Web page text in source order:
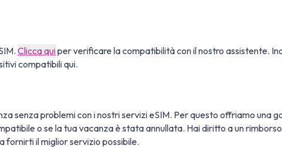
Clicca quiper verificare la compatibilità con il nostro assistente.
compatibili qui.
senza problemi con i nostri servizi eSIM. Per questo offriamo una
o se la tua vacanza è stata annullata. Hai diritto a un
fornirti il miglior servizio possibile.